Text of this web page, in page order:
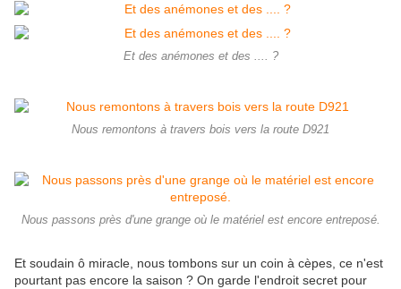
Et des anémones et des .... ?
Nous remontons à travers bois vers la route D921
Nous passons près d'une grange où le matériel est encore entreposé.
Et soudain ô miracle, nous tombons sur un coin à cèpes, ce n'est
pourtant pas encore la saison ? On garde l'endroit secret pour